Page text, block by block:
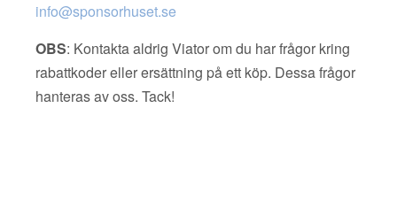
info@sponsorhuset.se
OBS: Kontakta aldrig Viator om du har frågor kring
rabattkoder eller ersättning på ett köp. Dessa frågor
hanteras av oss. Tack!